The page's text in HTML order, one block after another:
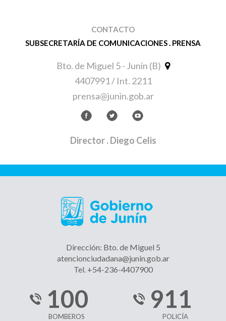
CONTACTO
SUBSECRETARÍA DE COMUNICACIONES . PRENSA
Bto. de Miguel 5 - Junín (B)
4407991 / Int. 2211
prensa@junin.gob.ar
Director. Diego Celis
Dirección: Bto. de Miguel 5
atencionciudadana@junin.gob.ar
Tel. +54-236-4407900
100
BOMBEROS
911
POLICÍA